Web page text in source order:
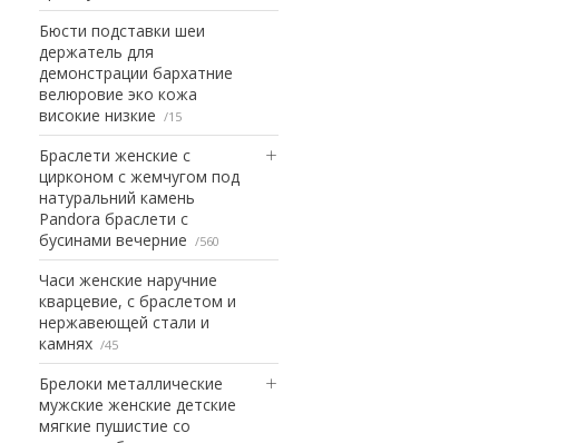
Бюсти подставки шеи
держатель для
демонстрации бархатние
велюровие эко кожа
високие низкие
15
Браслети женские с
цирконом с жемчугом под
натуральний камень
Pandora браслети с
бусинами вечерние
560
Часи женские наручние
кварцевие, с браслетом и
нержавеющей стали и
камнях
45
Брелоки металлические
мужские женские детские
мягкие пушистие со